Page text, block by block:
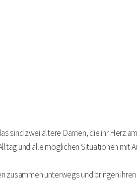
sind zwei ältere Damen, die ihr Herz
und alle möglichen Situationen mit
zusammen unterwegs und bringen